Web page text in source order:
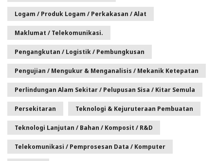
Logam / Produk Logam / Perkakasan / Alat
Maklumat / Telekomunikasi.
Pengangkutan / Logistik / Pembungkusan
Pengujian / Mengukur & Menganalisis / Mekanik Ketepatan
Perlindungan Alam Sekitar / Pelupusan Sisa / Kitar Semula
Persekitaran Teknologi & Kejuruteraan Pembuatan
Teknologi Lanjutan / Bahan / Komposit / R&D
Telekomunikasi / Pemprosesan Data / Komputer